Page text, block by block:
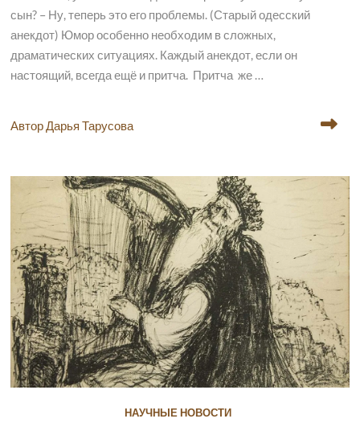
сын? – Ну, теперь это его проблемы. (Старый одесский
анекдот) Юмор особенно необходим в сложных,
драматических ситуациях. Каждый анекдот, если он
настоящий, всегда ещё и притча. Притча же …
Автор Дарья Тарусова
НАУЧНЫЕ НОВОСТИ